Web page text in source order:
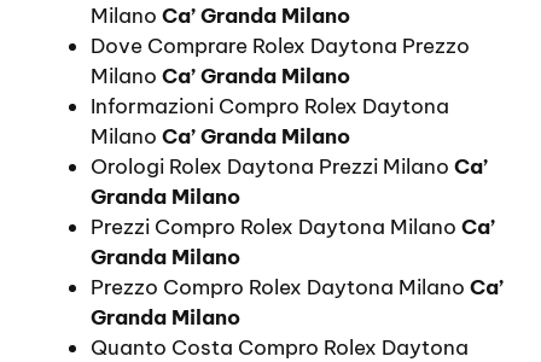
Milano Ca’ Granda Milano
Dove Comprare Rolex Daytona Prezzo
Milano Ca’ Granda Milano
Informazioni Compro Rolex Daytona
Milano Ca’ Granda Milano
Orologi Rolex Daytona Prezzi Milano Ca’
Granda Milano
Prezzi Compro Rolex Daytona Milano Ca’
Granda Milano
Prezzo Compro Rolex Daytona Milano Ca’
Granda Milano
Quanto Costa Compro Rolex Daytona